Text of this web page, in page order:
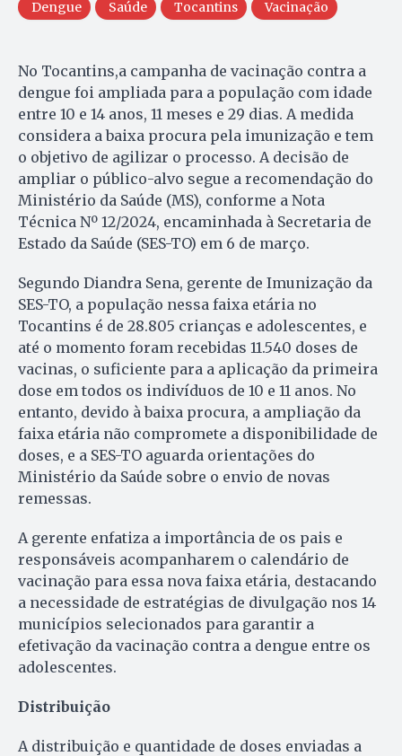
Dengue Saúde Tocantins Vacinação
No Tocantins,a campanha de vacinação contra a
dengue foi ampliada para a população com idade
entre 10 e 14 anos, 11 meses e 29 dias. A medida
considera a baixa procura pela imunização e tem
o objetivo de agilizar o processo. A decisão de
ampliar o público-alvo segue a recomendação do
Ministério da Saúde (MS), conforme a Nota
Técnica Nº 12/2024, encaminhada à Secretaria de
Estado da Saúde (SES-TO) em 6 de março.
Segundo Diandra Sena, gerente de Imunização da
SES-TO, a população nessa faixa etária no
Tocantins é de 28.805 crianças e adolescentes, e
até o momento foram recebidas 11.540 doses de
vacinas, o suficiente para a aplicação da primeira
dose em todos os indivíduos de 10 e 11 anos. No
entanto, devido à baixa procura, a ampliação da
faixa etária não compromete a disponibilidade de
doses, e a SES-TO aguarda orientações do
Ministério da Saúde sobre o envio de novas
remessas.
A gerente enfatiza a importância de os pais e
responsáveis acompanharem o calendário de
vacinação para essa nova faixa etária, destacando
a necessidade de estratégias de divulgação nos 14
municípios selecionados para garantir a
efetivação da vacinação contra a dengue entre os
adolescentes.
Distribuição
A distribuição e quantidade de doses enviadas a